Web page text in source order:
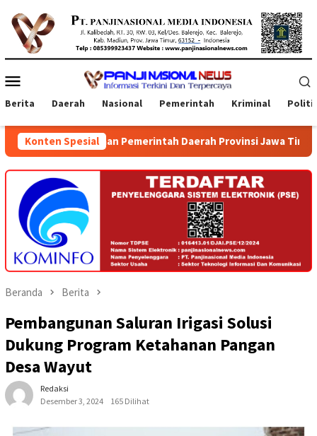
konten
Mobile
Berita Daerah Nasional Pemerintah Kriminal
Konten Spesial
Pemerintah Daerah Provinsi Jawa Timur dan Bali
Beranda Berita
Pembangunan Saluran Irigasi Solusi
Dukung Program Ketahanan Pangan
Desa Wayut
Redaksi
Desember 3, 2024
165 Dilihat